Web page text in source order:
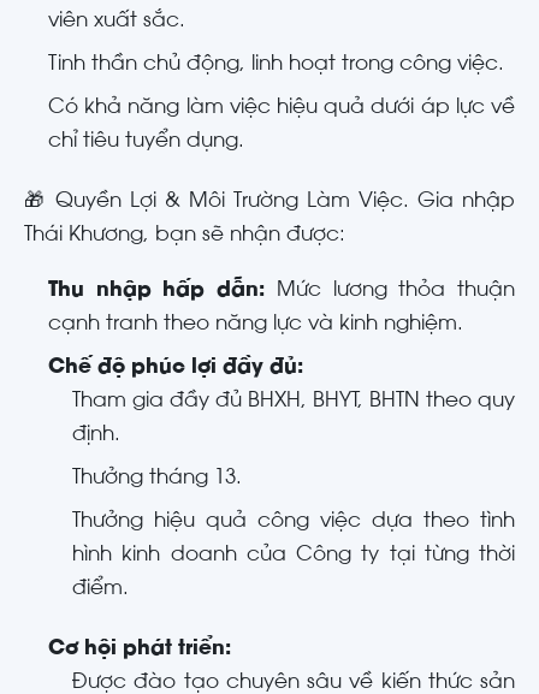
viên xuất sắc.
Tinh thần chủ động, linh hoạt trong công việc.
Có khả năng làm việc hiệu quả dưới áp lực về
chỉ tiêu tuyển dụng.
🎁 Quyền Lợi & Môi Trường Làm Việc. Gia nhập
Thái Khương, bạn sẽ nhận được:
Thu nhập hấp dẫn: Mức lương thỏa thuận
cạnh tranh theo năng lực và kinh nghiệm.
Chế độ phúc lợi đầy đủ:
Tham gia đầy đủ BHXH, BHYT, BHTN theo quy
định.
Thưởng tháng 13.
Thưởng hiệu quả công việc dựa theo tình
hình kinh doanh của Công ty tại từng thời
điểm.
Cơ hội phát triển:
Được đào tạo chuyên sâu về kiến thức sản